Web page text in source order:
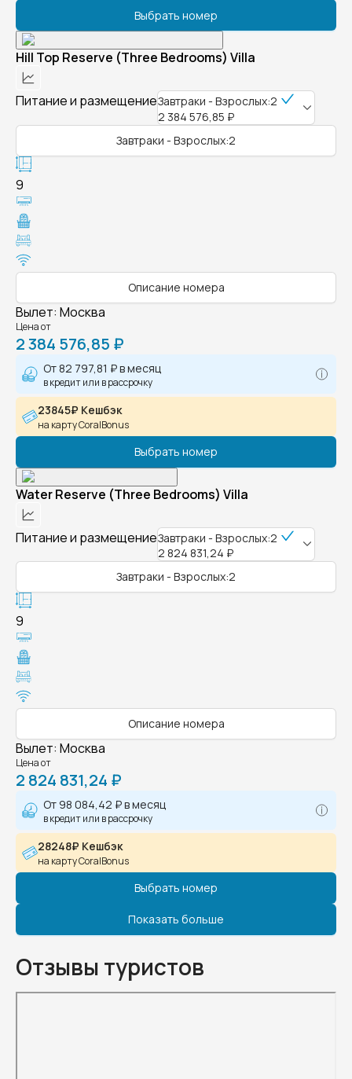
Выбрать номер
Hill Top Reserve (Three Bedrooms) Villa
Питание и размещениеЗавтраки - Взрослых:2
2 384 576,85 ₽
Завтраки - Взрослых:2
9
Описание номера
Вылет: Москва
Цена от
2 384 576,85 ₽
От 82 797,81 ₽в месяц
в кредит или в рассрочку
23845₽ Кешбэк
на карту CoralBonus
Выбрать номер
Water Reserve (Three Bedrooms) Villa
Питание и размещениеЗавтраки - Взрослых:2
2 824 831,24 ₽
Завтраки - Взрослых:2
9
Описание номера
Вылет: Москва
Цена от
2 824 831,24 ₽
От 98 084,42 ₽в месяц
в кредит или в рассрочку
28248₽ Кешбэк
на карту CoralBonus
Выбрать номер
Показать больше
Отзывы туристов